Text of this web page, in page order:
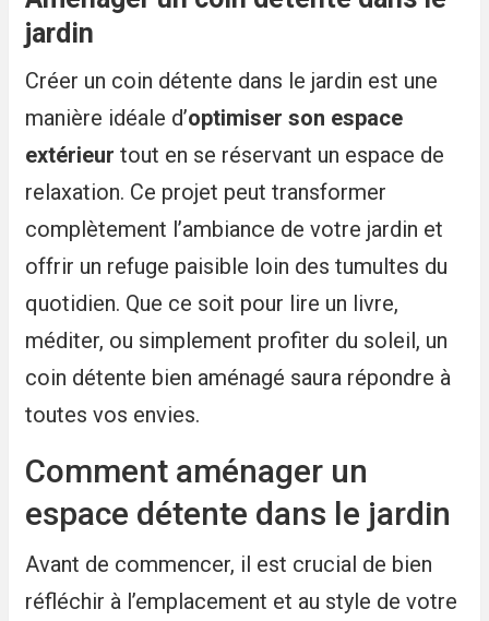
jardin
Créer un coin détente dans le jardin est une
manière idéale d’optimiser son espace
extérieur tout en se réservant un espace de
relaxation. Ce projet peut transformer
complètement l’ambiance de votre jardin et
offrir un refuge paisible loin des tumultes du
quotidien. Que ce soit pour lire un livre,
méditer, ou simplement profiter du soleil, un
coin détente bien aménagé saura répondre à
toutes vos envies.
Comment aménager un
espace détente dans le jardin
Avant de commencer, il est crucial de bien
réfléchir à l’emplacement et au style de votre